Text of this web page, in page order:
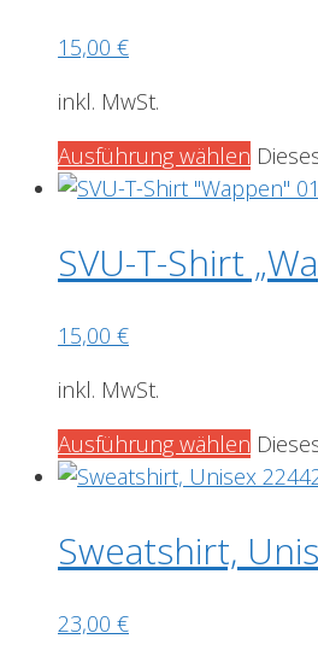
15,00 €
inkl. MwSt.
Ausführung wählen
SVU-T-Shirt
15,00 €
inkl. MwSt.
Ausführung wählen
Sweatshirt,
23,00 €